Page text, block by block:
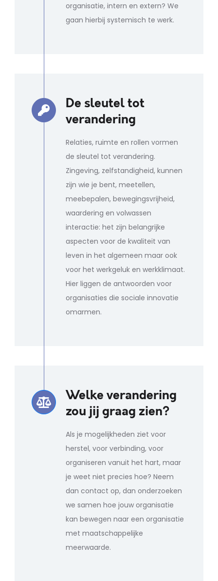
organisatie, intern en extern? We
gaan hierbij systemisch te werk.
De sleutel tot
verandering
Relaties, ruimte en rollen vormen
de sleutel tot verandering.
Zingeving, zelfstandigheid, kunnen
zijn wie je bent, meetellen,
meebepalen, bewegingsvrijheid,
waardering en volwassen
interactie: het zijn belangrijke
aspecten voor de kwaliteit van
leven in het algemeen maar ook
voor het werkgeluk en werkklimaat.
Hier liggen de antwoorden voor
organisaties die sociale innovatie
omarmen.
Welke verandering
zou jij graag zien?
Als je mogelijkheden ziet voor
herstel, voor verbinding, voor
organiseren vanuit het hart, maar
je weet niet precies hoe? Neem
dan contact op, dan onderzoeken
we samen hoe jouw organisatie
kan bewegen naar een organisatie
met maatschappelijke
meerwaarde.